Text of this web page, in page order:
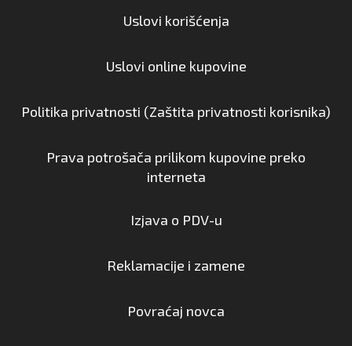
Uslovi korišćenja
Uslovi online kupovine
Politika privatnosti (Zaštita privatnosti korisnika)
Prava potrošača prilikom kupovine preko
interneta
Izjava o PDV-u
Reklamacije i zamene
Povraćaj novca